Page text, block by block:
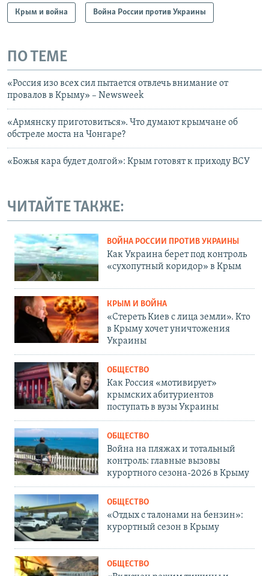
Крым и война Война России против Украины
ПО ТЕМЕ
«Россия изо всех сил пытается отвлечь внимание от
провалов в Крыму» – Newsweek
«Армянску приготовиться». Что думают крымчане об
обстреле моста на Чонгаре?
«Божья кара будет долгой»: Крым готовят к приходу ВСУ
ЧИТАЙТЕ ТАКЖЕ:
ВОЙНА РОССИИ ПРОТИВ УКРАИНЫ
Как Украина берет под контроль
«сухопутный коридор» в Крым
КРЫМ И ВОЙНА
«Стереть Киев с лица земли». Кто
в Крыму хочет уничтожения
Украины
ОБЩЕСТВО
Как Россия «мотивирует»
крымских абитуриентов
поступать в вузы Украины
ОБЩЕСТВО
Война на пляжах и тотальный
контроль: главные вызовы
курортного сезона-2026 в Крыму
ОБЩЕСТВО
«Отдых с талонами на бензин»:
курортный сезон в Крыму
ОБЩЕСТВО